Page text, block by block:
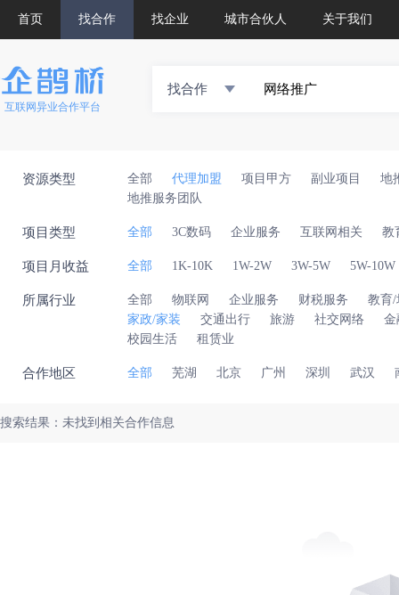
首页 找合作 找企业 城市合伙人 关于我们
互联网异业合作平台
找合作
资源类型 全部 代理加盟 项目甲方 副业项目
地
地推服务团队
项目类型 全部 3C数码 企业服务 互联网相关 教
项目月收益 全部 1K-10K 1W-2W 3W-5W 5W-10W
所属行业 全部 物联网 企业服务 财税服务
教育/
家政/家装
交通出行 旅游 社交网络
金
校园生活
租赁业
合作地区 全部 芜湖 北京 广州 深圳 武汉
搜索结果：未找到相关合作信息